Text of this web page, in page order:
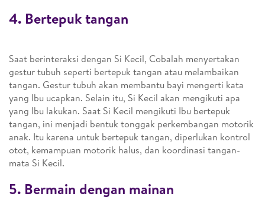
4. Bertepuk tangan
Saat berinteraksi dengan Si Kecil, Cobalah menyertakan
gestur tubuh seperti bertepuk tangan atau melambaikan
tangan. Gestur tubuh akan membantu bayi mengerti kata
yang Ibu ucapkan. Selain itu, Si Kecil akan mengikuti apa
yang Ibu lakukan. Saat Si Kecil mengikuti Ibu bertepuk
tangan, ini menjadi bentuk tonggak perkembangan motorik
anak. Itu karena untuk bertepuk tangan, diperlukan kontrol
otot, kemampuan motorik halus, dan koordinasi tangan-
mata Si Kecil.
5. Bermain dengan mainan